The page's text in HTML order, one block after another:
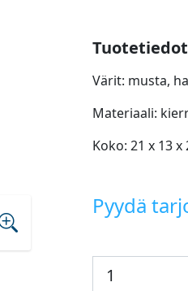
Tuotetiedot
Värit: musta,
Materiaali:
Koko: 21 x 13 x
Pyydä